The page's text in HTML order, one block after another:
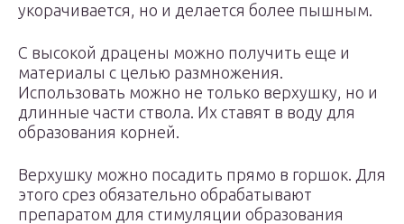
укорачивается, но и делается более пышным.
С высокой драцены можно получить еще и
материалы с целью размножения.
Использовать можно не только верхушку, но и
длинные части ствола. Их ставят в воду для
образования корней.
Верхушку можно посадить прямо в горшок. Для
этого срез обязательно обрабатывают
препаратом для стимуляции образования